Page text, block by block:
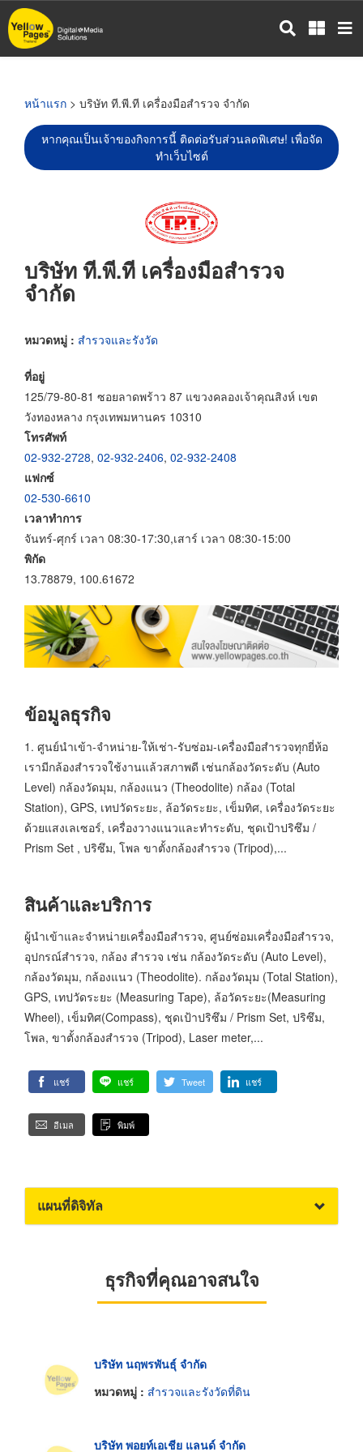
ข้าม
ไป
หน้าแรก > บริษัท ที.พี.ที เครื่องมือสำรวจ จำกัด
หากคุณเป็นเจ้าของกิจการนี้ ติดต่อรับส่วนลดพิเศษ! เพื่อจัด
ทำเว็บไซต์
บริษัท ที.พี.ที เครื่องมือสำรวจ
จำกัด
หมวดหมู่ : สำรวจและรังวัด
ที่อยู่
125/79-80-81 ซอยลาดพร้าว 87 แขวงคลองเจ้าคุณสิงห์ เขต
วังทองหลาง กรุงเทพมหานคร 10310
โทรศัพท์
02-932-2728, 02-932-2406, 02-932-2408
แฟกซ์
02-530-6610
เวลาทำการ
จันทร์-ศุกร์ เวลา 08:30-17:30,เสาร์ เวลา 08:30-15:00
พิกัด
13.78879, 100.61672
ข้อมูลธุรกิจ
1. ศูนย์นำเข้า-จำหน่าย-ให้เช่า-รับซ่อม-เครื่องมือสำรวจทุกยี่ห้อ
เรามีกล้องสำรวจใช้งานแล้วสภาพดี เช่นกล้องวัดระดับ (Auto
Level) กล้องวัดมุม, กล้องแนว (Theodolite) กล้อง (Total
Station), GPS, เทปวัดระยะ, ล้อวัดระยะ, เข็มทิศ, เครื่องวัดระยะ
ด้วยแสงเลเซอร์, เครื่องวางแนวและทำระดับ, ชุดเป้าปริซึม /
Prism Set , ปริซึม, โพล ขาตั้งกล้องสำรวจ (Tripod),...
สินค้าและบริการ
ผู้นำเข้าและจำหน่ายเครื่องมือสำรวจ, ศูนย์ซ่อมเครื่องมือสำรวจ,
อุปกรณ์สำรวจ, กล้อง สำรวจ เช่น กล้องวัดระดับ (Auto Level),
กล้องวัดมุม, กล้องแนว (Theodolite). กล้องวัดมุม (Total Station),
GPS, เทปวัดระยะ (Measuring Tape), ล้อวัดระยะ(Measuring
Wheel), เข็มทิศ(Compass), ชุดเป้าปริซึม / Prism Set, ปริซึม,
โพล, ขาตั้งกล้องสำรวจ (Tripod), Laser meter,...
แชร์ แชร์ Tweet แชร์
อีเมล พิมพ์
แผนที่ดิจิทัล
ธุรกิจที่คุณอาจสนใจ
บริษัท นฤพรพันธุ์ จำกัด
หมวดหมู่ : สำรวจและรังวัดที่ดิน
บริษัท พอยท์เอเชีย แลนด์ จำกัด